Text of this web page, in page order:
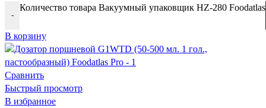
-
Количество товара Вакуумный упаковщик HZ-280 Foodatlas
В корзину
Сравнить
Быстрый просмотр
В избранное